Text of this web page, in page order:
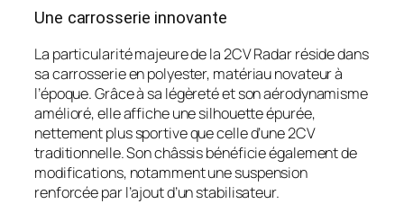
Une carrosserie innovante
La particularité majeure de la 2CV Radar réside dans
sa carrosserie en polyester, matériau novateur à
l’époque. Grâce à sa légèreté et son aérodynamisme
amélioré, elle affiche une silhouette épurée,
nettement plus sportive que celle d’une 2CV
traditionnelle. Son châssis bénéficie également de
modifications, notamment une suspension
renforcée par l’ajout d’un stabilisateur.